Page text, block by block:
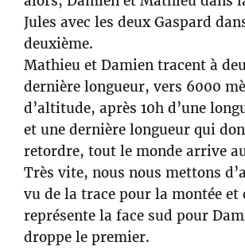
Jules avec les deux Gaspard
deuxième.
Mathieu et Damien tracent à
dernière longueur, vers 6000
d’altitude, après 10h d’une
et une dernière longueur qui
retordre, tout le monde arrive
Très vite, nous nous mettons
vu de la trace pour la montée et
représente la face sud pour
droppe le premier.